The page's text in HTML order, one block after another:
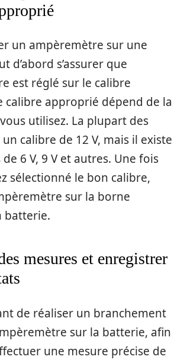
un ampèremètre sur une
d’abord s’assurer que
est réglé sur le calibre
calibre approprié dépend de la
utilisez. La plupart des
calibre de 12 V, mais il existe
6 V, 9 V et autres. Une fois
sélectionné le bon calibre,
sur la borne
batterie.
mesures et enregistrer
de réaliser un branchement
sur la batterie, afin
une mesure précise de